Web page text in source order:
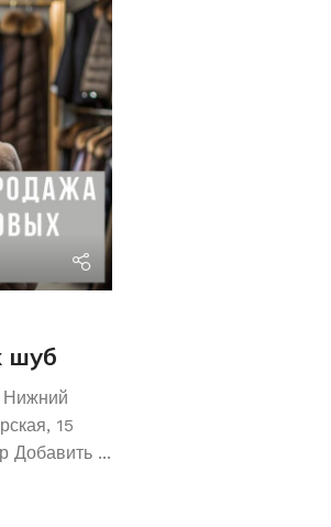
шуб
Нижний
15
Добавить ...